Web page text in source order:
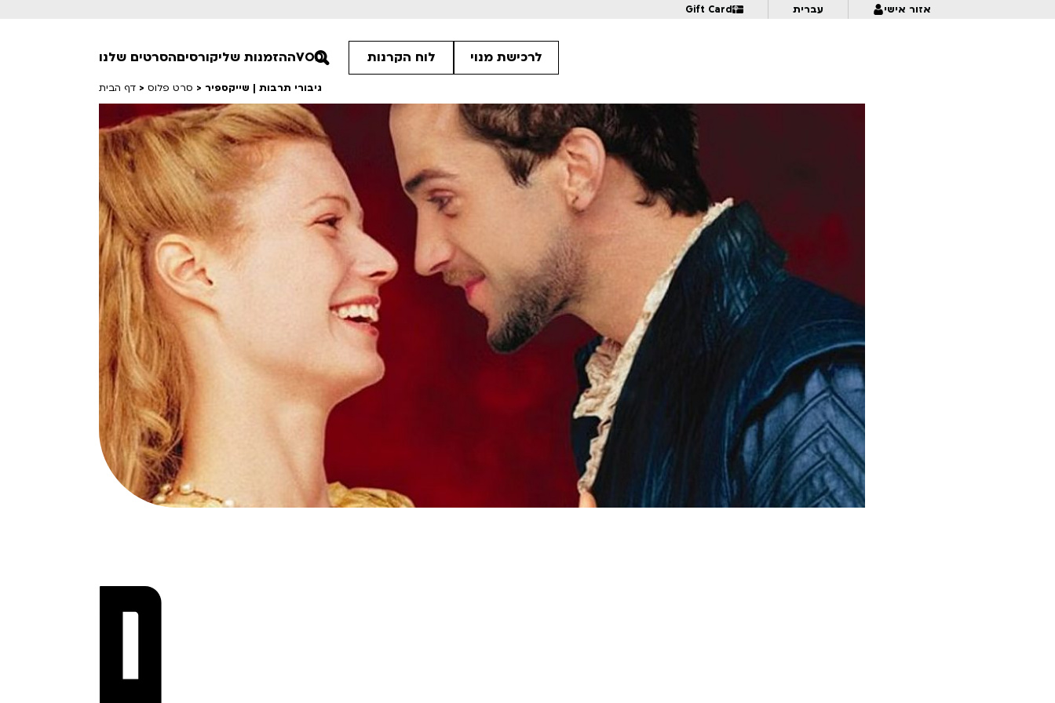
Gift Card עברית אזור אישי
הסרטים שלנו
חופשי למנויים
טרום בכורה
סרט פלוס
Lobby Kids
לפי ימים
מחווה לקוונטין טרנטינו
Details
מחווה לקוונטין טרנטינו
Details
קורסיםההזמנות שליVOD לוח הקרנות לרכישת מנוי
דף הבית > סרט פלוס > גיבורי תרבות | שייקספיר